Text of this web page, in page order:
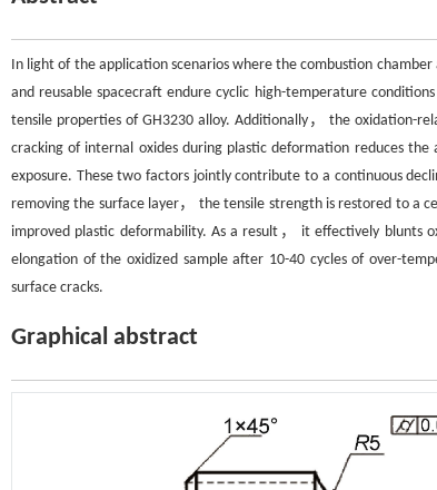
In light of the application scenarios where the combustion
and reusable spacecraft endure cyclic high-temperature
tensile properties of GH3230 alloy. Additionally， the oxidation-
cracking of internal oxides during plastic deformation reduces
exposure. These two factors jointly contribute to a continuous
removing the surface layer， the tensile strength is restored to a
improved plastic deformability. As a result， it effectively blunts
elongation of the oxidized sample after 10-40 cycles of over-
surface cracks.
Graphical abstract